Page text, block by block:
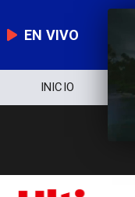
EN VIVO
INICIO